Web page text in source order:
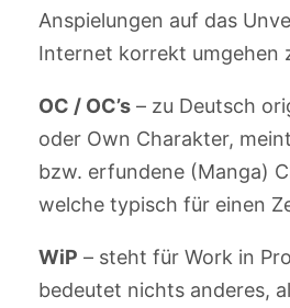
Anspielungen auf das
Internet korrekt umgehen
OC / OC’s– zu Deutsch
oder Own Charakter,
bzw. erfundene (Manga)
welche typisch für einen
WiP – steht für Work in
bedeutet nichts anderes,